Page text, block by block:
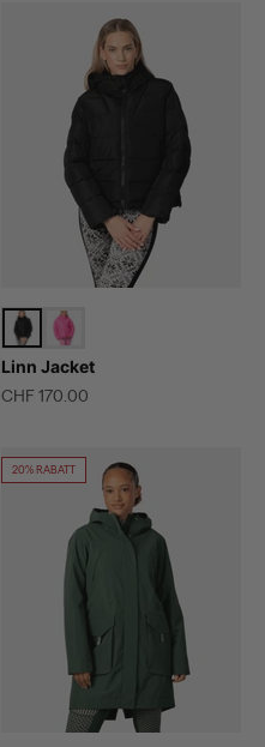
Linn Jacket
Angebot
CHF 170.00
20% RABATT